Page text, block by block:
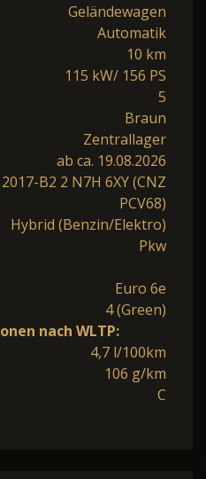
Geländewagen
Automatik
10 km
115 kW/ 156 PS
5
Braun
Zentrallager
ab ca. 19.08.2026
2017-B2 2 N7H 6XY (CNZ
PCV68)
Hybrid (Benzin/Elektro)
Pkw
Euro 6e
4 (Green)
nach WLTP:
4,7 l/100km
106 g/km
C